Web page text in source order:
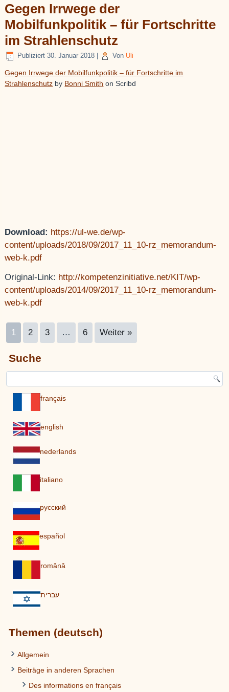
Gegen Irrwege der
Mobilfunkpolitik – für Fortschritte
im Strahlenschutz
Publiziert 30. Januar 2018 Von Uli
Gegen Irrwege der Mobilfunkpolitik – für Fortschritte im
Strahlenschutz by Bonni Smith on Scribd
Download: https://ul-we.de/wp-
content/uploads/2018/09/2017_11_10-rz_memorandum-
web-k.pdf
Original-Link: http://kompetenzinitiative.net/KIT/wp-
content/uploads/2014/09/2017_11_10-rz_memorandum-
web-k.pdf
1 2 3 … 6 Weiter »
Suche
français
english
nederlands
italiano
pусский
español
românâ
עברית
Themen (deutsch)
Allgemein
Beiträge in anderen Sprachen
Des informations en français